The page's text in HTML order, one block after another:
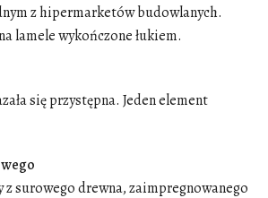
z hipermarketów budowlanych.
lamelewykończone łukiem.
się przystępna. Jedenelement
z surowegodrewna, zaimpregnowanego